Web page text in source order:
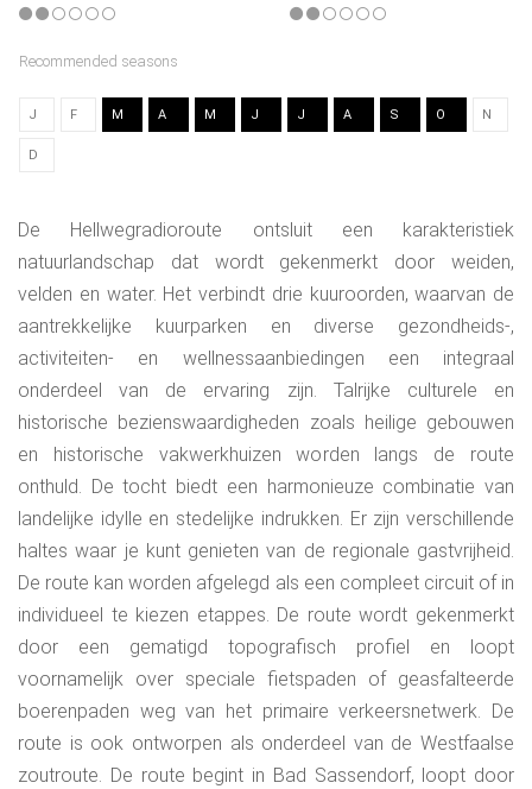
Recommended seasons
J F M A M J J A S O N
D
De Hellwegradioroute ontsluit een karakteristiek
natuurlandschap dat wordt gekenmerkt door weiden,
velden en water. Het verbindt drie kuuroorden, waarvan de
aantrekkelijke kuurparken en diverse gezondheids-,
activiteiten- en wellnessaanbiedingen een integraal
onderdeel van de ervaring zijn. Talrijke culturele en
historische bezienswaardigheden zoals heilige gebouwen
en historische vakwerkhuizen worden langs de route
onthuld. De tocht biedt een harmonieuze combinatie van
landelijke idylle en stedelijke indrukken. Er zijn verschillende
haltes waar je kunt genieten van de regionale gastvrijheid.
De route kan worden afgelegd als een compleet circuit of in
individueel te kiezen etappes. De route wordt gekenmerkt
door een gematigd topografisch profiel en loopt
voornamelijk over speciale fietspaden of geasfalteerde
boerenpaden weg van het primaire verkeersnetwerk. De
route is ook ontworpen als onderdeel van de Westfaalse
zoutroute. De route begint in Bad Sassendorf, loopt door